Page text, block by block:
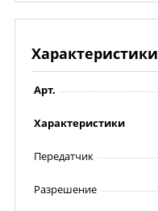
Характеристики
Арт.
Характеристики
Передатчик
Разрешение